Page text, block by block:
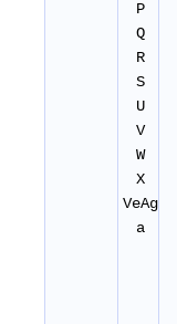
P
Q
R
S
U
V
W
X
VeAg
a